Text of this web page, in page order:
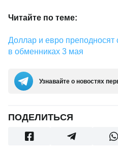
Читайте по теме:
Доллар и евро преподносят
в обменниках 3 мая
Узнавайте о новостях
ПОДЕЛИТЬСЯ